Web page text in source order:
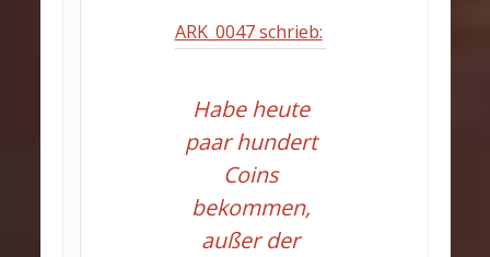
ARK_0047 schrieb:
Habe heute
paar hundert
Coins
bekommen,
außer der